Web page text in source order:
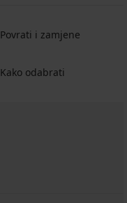
Povrati i zamjene
Kako odabrati